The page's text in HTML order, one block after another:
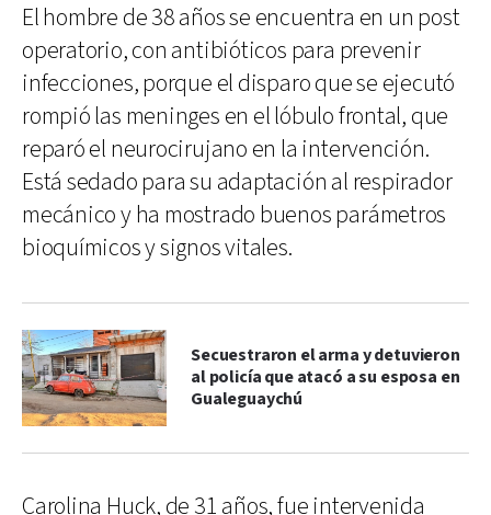
El hombre de 38 años se encuentra en un post
operatorio, con antibióticos para prevenir
infecciones, porque el disparo que se ejecutó
rompió las meninges en el lóbulo frontal, que
reparó el neurocirujano en la intervención.
Está sedado para su adaptación al respirador
mecánico y ha mostrado buenos parámetros
bioquímicos y signos vitales.
Secuestraron el arma y detuvieron
al policía que atacó a su esposa en
Gualeguaychú
Carolina Huck, de 31 años, fue intervenida